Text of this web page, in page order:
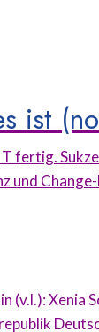
ist
fertig.